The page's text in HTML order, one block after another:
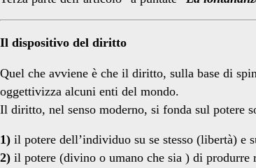
Locke</span>
Il dispositivo del diritto
Quel che avviene è che il diritto, sulla base di
oggettivizza alcuni enti del mondo.
Il diritto, nel senso moderno, si fonda sul potere
1) il potere dell’individuo su se stesso (libertà)
2) il potere (divino o umano che sia ) di